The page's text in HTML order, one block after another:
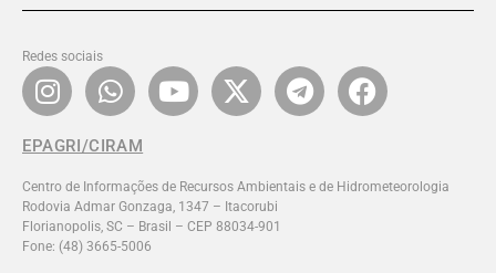
Redes sociais
EPAGRI/CIRAM
Centro de Informações de Recursos Ambientais e de Hidrometeorologia
Rodovia Admar Gonzaga, 1347 – Itacorubi
Florianopolis, SC – Brasil – CEP 88034-901
Fone: (48) 3665-5006